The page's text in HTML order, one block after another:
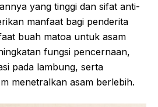
yang tinggi dan sifat anti-
manfaat bagi penderita
buah matoa untuk asam
fungsi pencernaan,
pada lambung, serta
menetralkan asam berlebih.